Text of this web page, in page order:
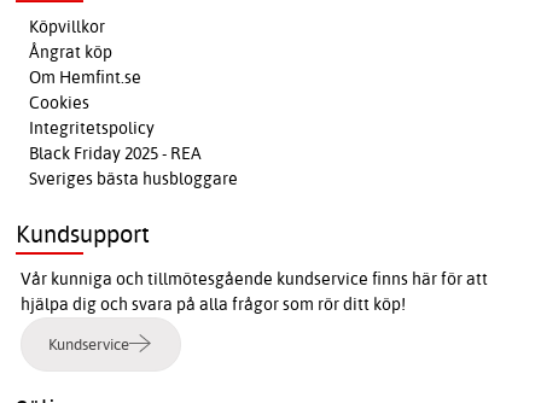
Köpvillkor
Ångrat köp
Om Hemfint.se
Cookies
Integritetspolicy
Black Friday 2025 - REA
Sveriges bästa husbloggare
Kundsupport
Vår kunniga och tillmötesgående kundservice finns här för att
hjälpa dig och svara på alla frågor som rör ditt köp!
Kundservice